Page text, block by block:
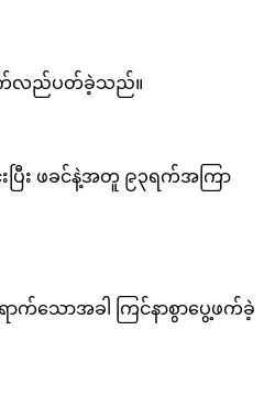
ာက်လည်ပတ်ခဲ့သည်။
ြီး ဖခင်နဲ့အတူ ၉၃ရက်အကြာ
က်သောအခါ ကြင်နာစွာပွေ့ဖက်ခဲ့